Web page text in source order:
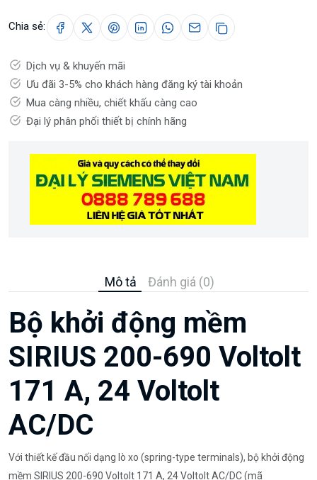
Chia sẻ:
Dịch vụ & khuyến mãi
Ưu đãi 3-5% cho khách hàng đăng ký tài khoản
Mua càng nhiều, chiết khấu càng cao
Đại lý phân phối thiết bị chính hãng
Mô tả Đánh giá (0)
Bộ khởi động mềm
SIRIUS 200-690 Voltolt
171 A, 24 Voltolt
AC/DC
Với thiết kế đầu nối dạng lò xo (spring-type terminals), bộ khởi động
mềm SIRIUS 200-690 Voltolt 171 A, 24 Voltolt AC/DC (mã